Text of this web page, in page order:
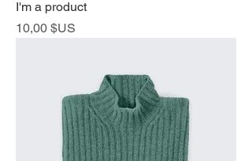
I'm a product
Prix
10,00 $US